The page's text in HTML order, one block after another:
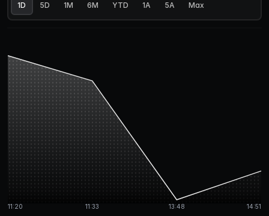
1D 5D 1M 6M YTD 1A 5A Max